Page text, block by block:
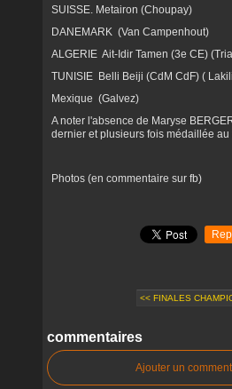
SUISSE. Metairon (Choupay)
DANEMARK (Van Campenhout)
ALGERIE Ait-Idir Tamen (3e CE)
TUNISIE Belli Beiji (CdM CdF) (
Mexique (Galvez)
A noter l'absence de Maryse
dernier et plusieurs fois médaillée
Photos (en commentaire sur fb)
<< FINALES
commentaires
Ajouter un